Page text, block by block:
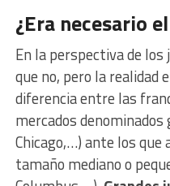
¿Era necesario
En la perspectiva de
que no, pero la realidad
diferencia entre las
mercados
Chicago,…) ante los que
tamaño mediano o